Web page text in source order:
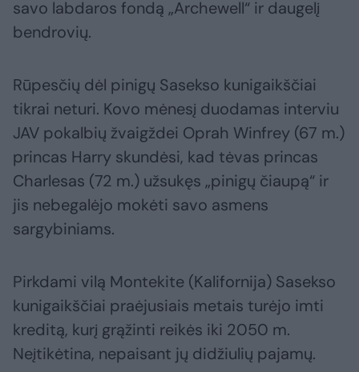
savo labdaros fondą „Archewell“ ir daugelį
bendrovių.
Rūpesčių dėl pinigų Sasekso kunigaikščiai
tikrai neturi. Kovo mėnesį duodamas interviu
JAV pokalbių žvaigždei Oprah Winfrey (67 m.)
princas Harry skundėsi, kad tėvas princas
Charlesas (72 m.) užsukęs „pinigų čiaupą“ ir
jis nebegalėjo mokėti savo asmens
sargybiniams.
Pirkdami vilą Montekite (Kalifornija) Sasekso
kunigaikščiai praėjusiais metais turėjo imti
kreditą, kurį grąžinti reikės iki 2050 m.
Neįtikėtina, nepaisant jų didžiulių pajamų.